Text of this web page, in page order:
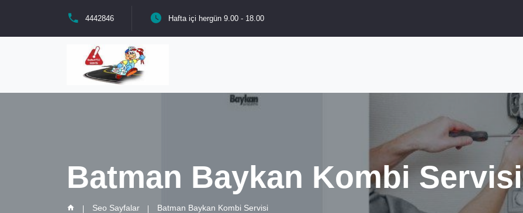
4442846 Hafta içi hergün 9.00 - 18.00
Batman Baykan Kombi Servisi
Seo Sayfalar Batman Baykan Kombi Servisi